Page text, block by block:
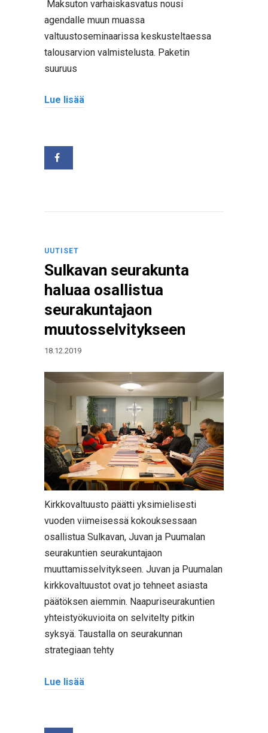
Maksuton varhaiskasvatus nousi
agendalle muun muassa
valtuustoseminaarissa keskusteltaessa
talousarvion valmistelusta. Paketin
suuruus
Lue lisää
UUTISET
Sulkavan seurakunta
haluaa osallistua
seurakuntajaon
muutosselvitykseen
18.12.2019
Kirkkovaltuusto päätti yksimielisesti
vuoden viimeisessä kokouksessaan
osallistua Sulkavan, Juvan ja Puumalan
seurakuntien seurakuntajaon
muuttamisselvitykseen. Juvan ja Puumalan
kirkkovaltuustot ovat jo tehneet asiasta
päätöksen aiemmin. Naapuriseurakuntien
yhteistyökuvioita on selvitelty pitkin
syksyä. Taustalla on seurakunnan
strategiaan tehty
Lue lisää